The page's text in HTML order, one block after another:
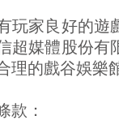
玩家良好的遊
超媒體股份有
理的戲谷娛樂
款：